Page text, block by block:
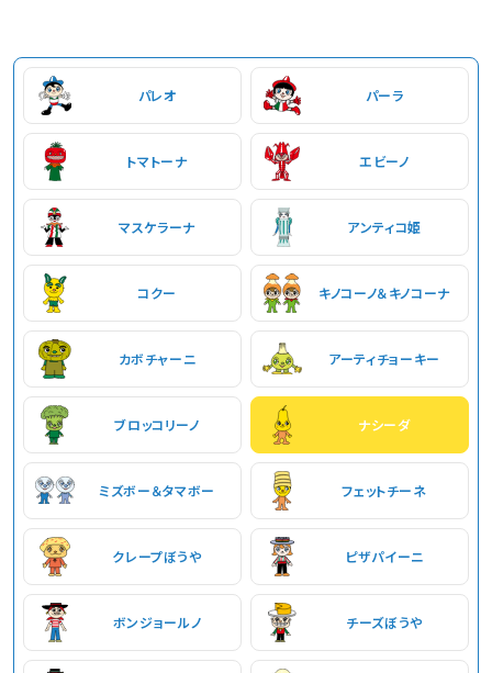
パレオ パーラ
トマトーナ エビーノ
マスケラーナ アンティコ姫
コクー キノコーノ＆キノコーナ
カボチャーニ アーティチョーキー
ブロッコリーノ ナシーダ
ミズボー＆タマボー フェットチーネ
クレープぼうや ピザパイーニ
ボンジョールノ チーズぼうや